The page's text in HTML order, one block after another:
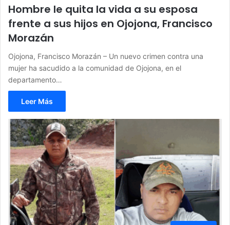
Hombre le quita la vida a su esposa
frente a sus hijos en Ojojona, Francisco
Morazán
Ojojona, Francisco Morazán – Un nuevo crimen contra una
mujer ha sacudido a la comunidad de Ojojona, en el
departamento…
Leer Más